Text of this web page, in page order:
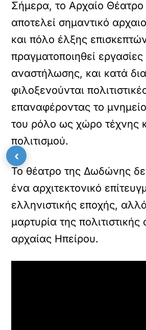
Σήμερα, το Αρχαίο
αποτελεί σημαντικό
και πόλο έλξης
πραγματοποιηθεί εργασίες
αναστήλωσης, και κατά
φιλοξενούνται
επαναφέροντας το
του ρόλο ως χώρο τέχνης
πολιτισμού.
Το θέατρο της Δωδώνης
ένα αρχιτεκτονικό
ελληνιστικής εποχής,
μαρτυρία της
αρχαίας Ηπείρου.
‹